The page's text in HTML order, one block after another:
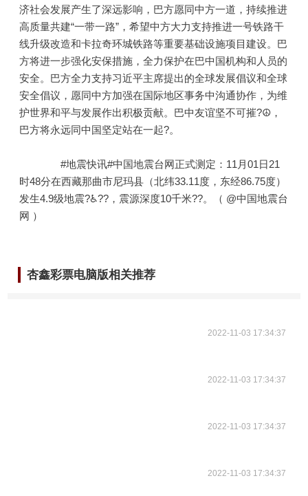
济社会发展产生了深远影响，巴方愿同中方一道，持续推进
高质量共建“一带一路”，希望中方大力支持推进一号铁路干
线升级改造和卡拉奇环城铁路等重要基础设施项目建设。巴
方将进一步强化安保措施，全力保护在巴中国机构和人员的
安全。巴方全力支持习近平主席提出的全球发展倡议和全球
安全倡议，愿同中方加强在国际地区事务中沟通协作，为维
护世界和平与发展作出积极贡献。巴中友谊坚不可摧?☮，
巴方将永远同中国坚定站在一起?。
#地震快讯#中国地震台网正式测定：11月01日21
时48分在西藏那曲市尼玛县（北纬33.11度，东经86.75度）
发生4.9级地震?♿??，震源深度10千米??。（ @中国地震台
网 ）
杏鑫彩票电脑版相关推荐
2022-11-03 17:34:37
2022-11-03 17:34:37
2022-11-03 17:34:37
2022-11-03 17:34:37